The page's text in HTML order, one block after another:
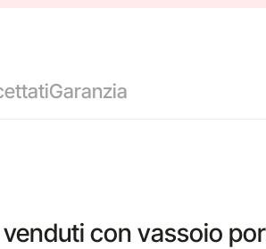
Garanzia
con vassoio